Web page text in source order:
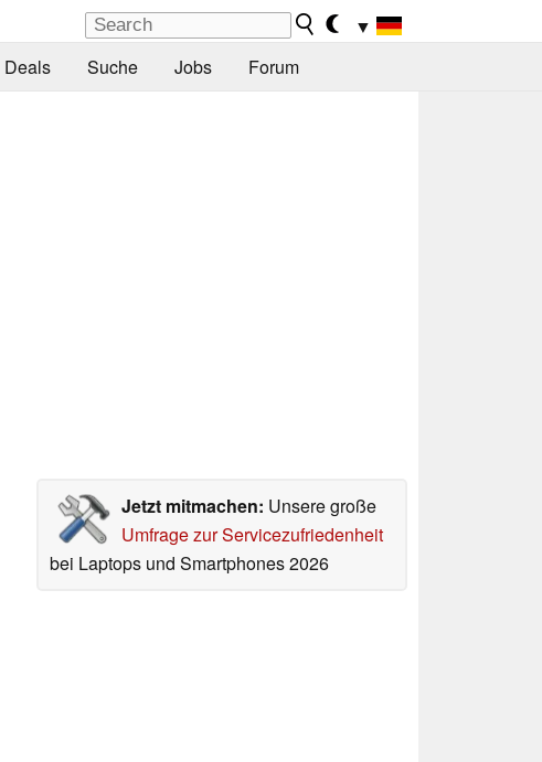
▼
Deals Suche Jobs Forum
Jetzt mitmachen: Unsere große
Umfrage zur Servicezufriedenheit
bei Laptops und Smartphones 2026